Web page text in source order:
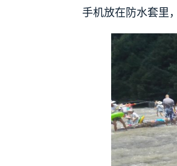
手机放在防水套里